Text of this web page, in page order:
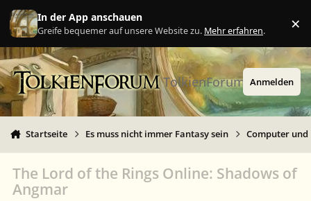
Zu Inhalt springen
In der App anschauen
Greife bequemer auf unsere Website zu. Mehr erfahren. ×
TolkienForum Anmelden
Startseite Es muss nicht immer Fantasy sein Computer
The Lord of the Rings Online: Shadows of
Angmar